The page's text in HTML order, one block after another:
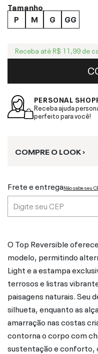
Tamanho
P
M G GG
Receba até R$ 11,99 de
PERSONAL
Receba ajuda
perfeito para você!
COMPRE O LOOK ›
Frete e entregaNão sabe seu
O Top Reversible
modelo, permitindo
Light e a estampa
terrosos e listras
paisagens naturais. Seu
silhueta, enquanto as
amarração nas costas
contorna o corpo com
sustentação e conforto,